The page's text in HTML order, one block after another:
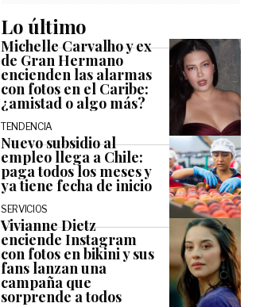
Lo último
Michelle Carvalho y ex
de Gran Hermano
encienden las alarmas
con fotos en el Caribe:
¿amistad o algo más?
TENDENCIA
Nuevo subsidio al
empleo llega a Chile:
paga todos los meses y
ya tiene fecha de inicio
SERVICIOS
Vivianne Dietz
enciende Instagram
con fotos en bikini y sus
fans lanzan una
campaña que
sorprende a todos